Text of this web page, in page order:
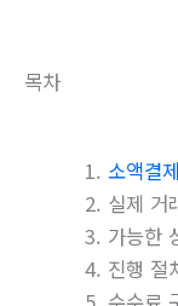
목차
소액결
실제 거
가능한
진행